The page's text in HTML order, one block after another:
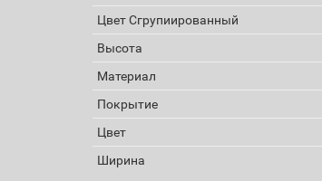
Цвет Сгрупиированный
Высота
Материал
Покрытие
Цвет
Ширина